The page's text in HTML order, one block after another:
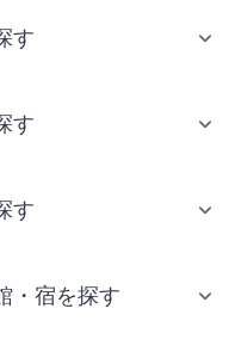
す
す
す
・宿を探す